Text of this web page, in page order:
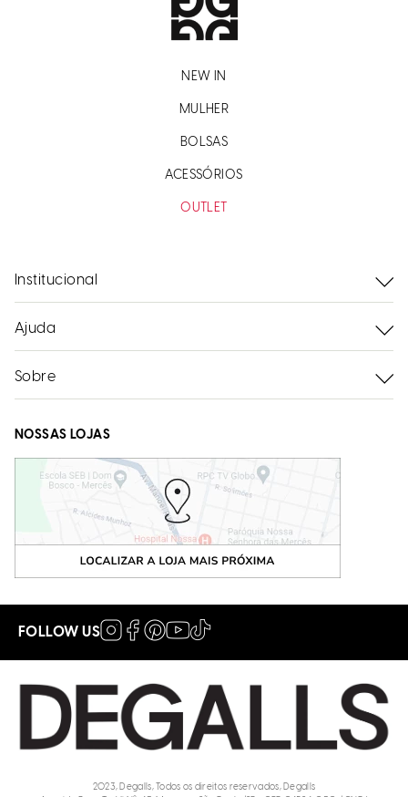
NEW IN
MULHER
BOLSAS
ACESSÓRIOS
OUTLET
Institucional
Ajuda
Sobre
NOSSAS LOJAS
FOLLOW US
2023, Degalls, Todos os direitos reservados, Degalls